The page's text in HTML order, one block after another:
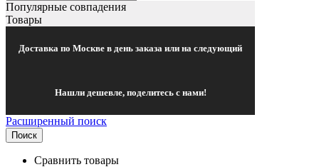
Популярные совпадения
Товары
Доставка по Москве в день заказа или на следующий
Нашли дешевле, поделитесь с нами!
Расширенный поиск
Поиск
Сравнить товары